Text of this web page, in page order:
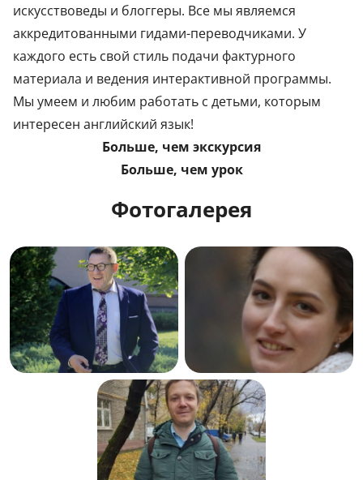
искусствоведы и блоггеры. Все мы являемся
аккредитованными гидами-переводчиками. У
каждого есть свой стиль подачи фактурного
материала и ведения интерактивной программы.
Мы умеем и любим работать с детьми, которым
интересен английский язык!
Больше, чем экскурсия
Больше, чем урок
Фотогалерея